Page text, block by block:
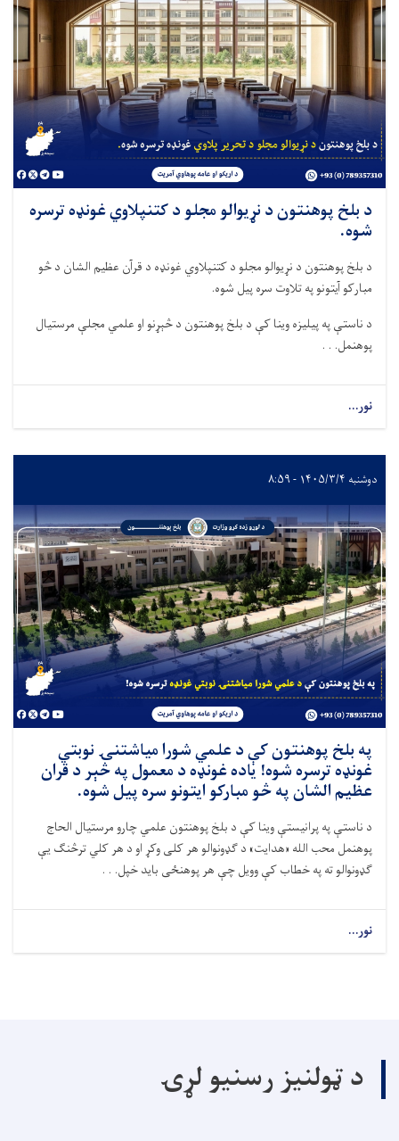
د بلخ پوهنتون د نړيوالو مجلو د کتنپلاوي غونډه ترسره
شوه.
د بلخ پوهنتون د نړيوالو مجلو د کتنپلاوي غونډه د قرآن عظيم الشان د څو
مبارکو آيتونو په تلاوت سره پيل شوه.
د ناستې په پيليزه وينا کې د بلخ پوهنتون د څېړنو او علمي مجلې مرستيال
پوهنمل. . .
نور...
دوشنبه ۱۴۰۵/۳/۴ - ۸:۵۹
په بلخ پوهنتون کې د علمي شورا میاشتنۍ نوبتي
غونډه ترسره شوه! ياده غونډه د معمول په څېر د قران
عظيم الشان په څو مبارکو ايتونو سره پيل شوه.
د ناستې په پرانيستې وينا کې د بلخ پوهنتون علمي چارو مرستیال الحاج
پوهنمل محب الله «هدايت» د ګډونوالو هر کلی وکړ او د هر کلي ترڅنګ يې
ګډونوالو ته په خطاب کې وويل چې هر پوهنځی بايد خپل. . .
نور...
د ټولنیز رسنیو لړۍ